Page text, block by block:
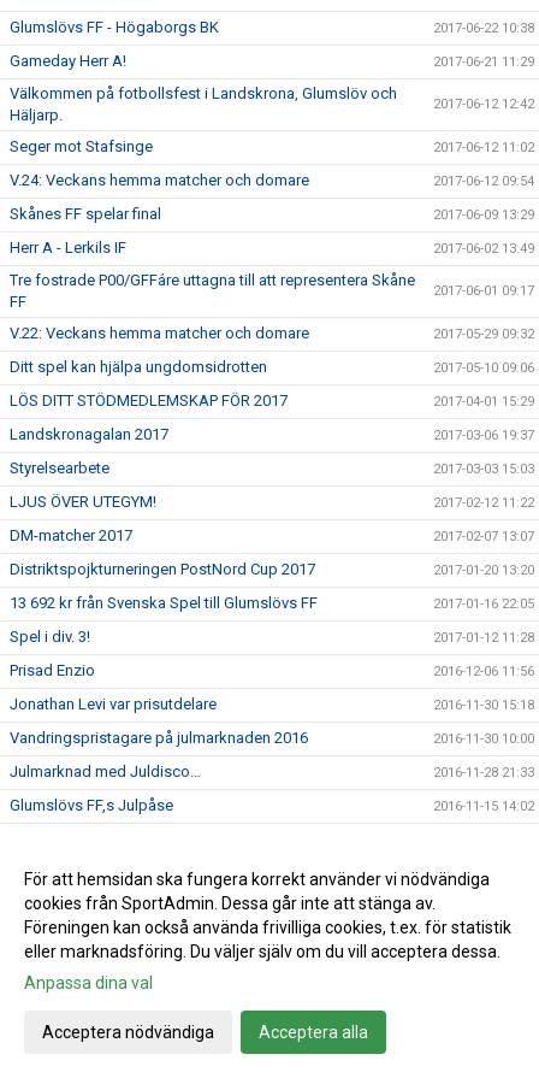
Glumslövs FF - Högaborgs BK 2017-06-22 10:38
Gameday Herr A! 2017-06-21 11:29
Välkommen på fotbollsfest i Landskrona, Glumslöv och
Häljarp.
2017-06-12 12:42
Seger mot Stafsinge 2017-06-12 11:02
V.24: Veckans hemma matcher och domare 2017-06-12 09:54
Skånes FF spelar final 2017-06-09 13:29
Herr A - Lerkils IF 2017-06-02 13:49
Tre fostrade P00/GFFáre uttagna till att representera Skåne
FF
2017-06-01 09:17
V.22: Veckans hemma matcher och domare 2017-05-29 09:32
Ditt spel kan hjälpa ungdomsidrotten 2017-05-10 09:06
LÖS DITT STÖDMEDLEMSKAP FÖR 2017 2017-04-01 15:29
Landskronagalan 2017 2017-03-06 19:37
Styrelsearbete 2017-03-03 15:03
LJUS ÖVER UTEGYM! 2017-02-12 11:22
DM-matcher 2017 2017-02-07 13:07
Distriktspojkturneringen PostNord Cup 2017 2017-01-20 13:20
13 692 kr från Svenska Spel till Glumslövs FF 2017-01-16 22:05
Spel i div. 3! 2017-01-12 11:28
Prisad Enzio 2016-12-06 11:56
Jonathan Levi var prisutdelare 2016-11-30 15:18
Vandringspristagare på julmarknaden 2016 2016-11-30 10:00
Julmarknad med Juldisco… 2016-11-28 21:33
Glumslövs FF,s Julpåse 2016-11-15 14:02
Läs om Peter i HD! 2016-11-11 15:56
Gåsaboll 2016-10-20 15:44
V.41: Veckans hemma matcher och domare 2016-10-10 15:06
GFF mössa
V.40: Veckans hemma matcher och domare
V.39: Veckans hemma-matcher och domare
För att hemsidan ska fungera korrekt använder vi nödvändiga
cookies från SportAdmin. Dessa går inte att stänga av.
Föreningen kan också använda frivilliga cookies, t.ex. för statistik
eller marknadsföring. Du väljer själv om du vill acceptera dessa.
Anpassa dina val
Acceptera nödvändiga Acceptera alla